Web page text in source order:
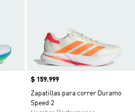
Precio
$ 159.999
Zapatillas para correr Duramo
Speed 2